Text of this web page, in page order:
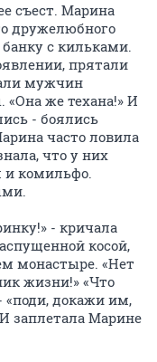
съест. Марина
дружелюбного
с кильками.
прятали
мужчин
«Она же техана!» И
- боялись
часто ловила
что у них
и комильфо.
- кричала
косой,
монастыре. «Нет
жизни!» «Что
«поди, докажи им,
заплетала Марине